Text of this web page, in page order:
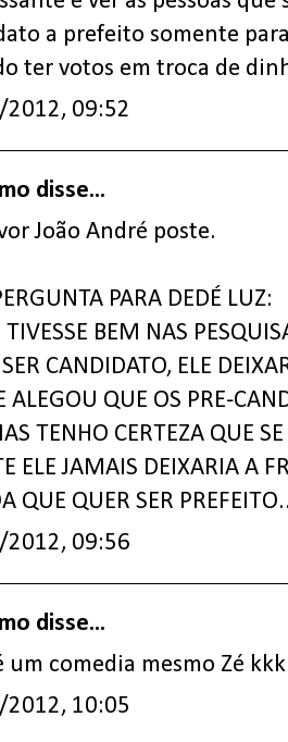
a prefeito somente
ter votos em troca de
09:52
disse...
João André poste.
PARA DEDÉ LUZ:
TIVESSE BEM NAS
CANDIDATO, ELE
ALEGOU QUE OS PRE-
TENHO CERTEZA QUE
ELE JAMAIS DEIXARIA A
QUE QUER SER
09:56
disse...
um comedia mesmo Zé
10:05